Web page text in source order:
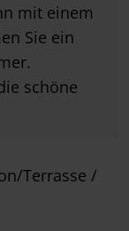
Terrasse /
mit einem
Sie ein
schöne